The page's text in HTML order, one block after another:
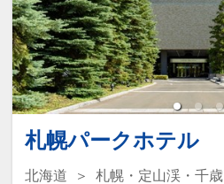
札幌パークホテル
北海道 札幌・定山渓・千歳